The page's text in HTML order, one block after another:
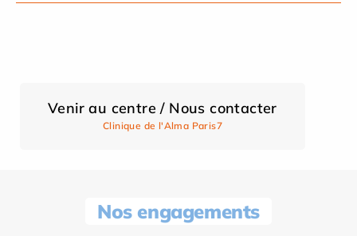
Venir au centre / Nous contacter
Clinique de l'Alma Paris7
Nos engagements